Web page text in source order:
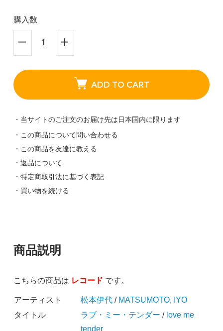
購入数
ADD TO CART
・当サイトのご注文のお届け先は日本国内に限ります
・この商品について問い合わせる
・この商品を友達に教える
・返品について
・特定商取引法に基づく表記
・買い物を続ける
商品説明
こちらの商品は レコード です。
アーティスト 松本伊代/ MATSUMOTO, IYO
タイトル
ラブ・ミー・テンダー / love me
tender